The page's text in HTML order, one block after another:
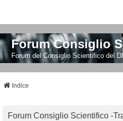
Forum Consiglio
Forum del Consiglio Scientifico del
Indice
Forum Consiglio Scientifico -